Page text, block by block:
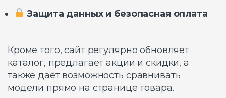
Защита данных и безопасная оплата
Кроме того, сайт регулярно обновляет
каталог, предлагает акции и скидки, а
также даёт возможность сравнивать
модели прямо на странице товара.